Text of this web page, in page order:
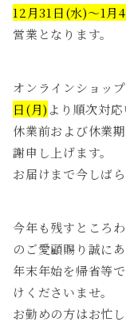
12月31日(水)～1月
営業となります。
オンラインショッ
日(月) より順次対応
休業前および休業
謝申し上げます。
お届けまで今しば
今年も残すところ
のご愛顧賜り誠に
年末年始を帰省等
けくださいませ。
お勤めの方はお忙